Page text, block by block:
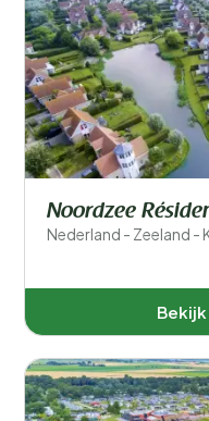
Noordzee
Nederland - Zeeland -